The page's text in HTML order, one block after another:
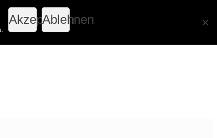
Akzeptieren
Ablehnen